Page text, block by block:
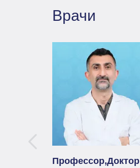
Врачи
Профессор,Доктор